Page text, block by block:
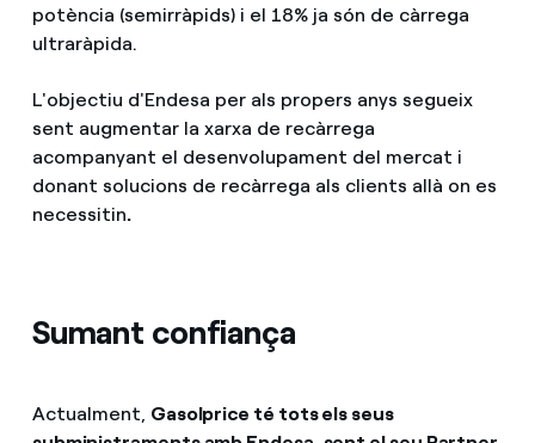
potència (semirràpids) i el 18% ja són de càrrega
ultraràpida.
L'objectiu d'Endesa per als propers anys segueix
sent augmentar la xarxa de recàrrega
acompanyant el desenvolupament del mercat i
donant solucions de recàrrega als clients allà on es
necessitin.
Sumant confiança
Actualment, Gasolprice té tots els seus